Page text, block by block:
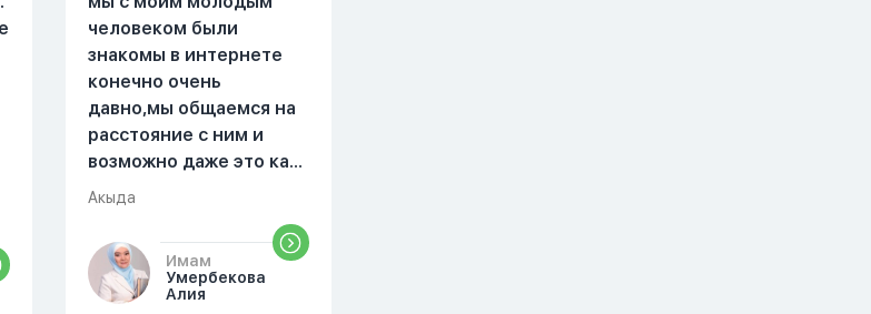
человеком были
знакомы в интернете
конечно очень
давно,мы общаемся на
расстояние с ним и
возможно даже это как
то помешало,знаю о 17
прочитать два раза
истихар намаз,первый
раз я прочитала до
Акыда
Имам
Умербекова
Алия